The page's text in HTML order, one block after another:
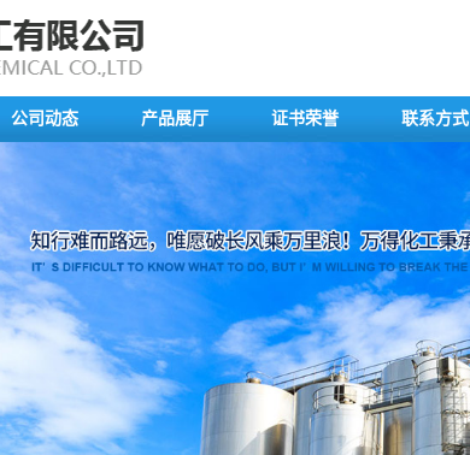
公司动态 产品展厅 证书荣誉 联系方式